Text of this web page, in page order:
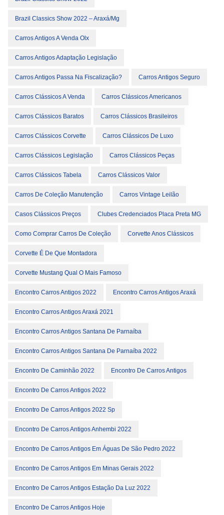
Brazil Classics Show 2022 – Araxá/Mg
Carros Antigos A Venda Olx
Carros Antigos Adaptação Legislação
Carros Antigos Passa Na Fiscalização? Carros Antigos Seguro
Carros Clássicos A Venda Carros Clássicos Americanos
Carros Clássicos Baratos Carros Clássicos Brasileiros
Carros Clássicos Corvette Carros Clássicos De Luxo
Carros Clássicos Legislação Carros Clássicos Peças
Carros Clássicos Tabela Carros Clássicos Valor
Carros De Coleção Manutenção Carros Vintage Leilão
Casos Clássicos Preços Clubes Credenciados Placa Preta MG
Como Comprar Carros De Coleção Corvette Anos Clássicos
Corvette É De Que Montadora
Corvette Mustang Qual O Mais Famoso
Encontro Carros Antigos 2022 Encontro Carros Antigos Araxá
Encontro Carros Antigos Araxá 2021
Encontro Carros Antigos Santana De Parnaíba
Encontro Carros Antigos Santana De Parnaíba 2022
Encontro De Caminhão 2022 Encontro De Carros Antigos
Encontro De Carros Antigos 2022
Encontro De Carros Antigos 2022 Sp
Encontro De Carros Antigos Anhembi 2022
Encontro De Carros Antigos Em Águas De São Pedro 2022
Encontro De Carros Antigos Em Minas Gerais 2022
Encontro De Carros Antigos Estação Da Luz 2022
Encontro De Carros Antigos Hoje